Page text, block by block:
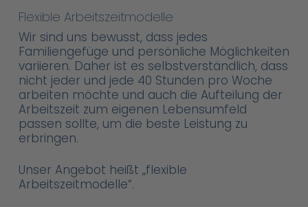
Flexible Arbeitszeitmodelle
Wir sind uns bewusst, dass jedes
Familiengefüge und persönliche Möglichkeiten
variieren. Daher ist es selbstverständlich, dass
nicht jeder und jede 40 Stunden pro Woche
arbeiten möchte und auch die Aufteilung der
Arbeitszeit zum eigenen Lebensumfeld
passen sollte, um die beste Leistung zu
erbringen.
Unser Angebot heißt „flexible
Arbeitszeitmodelle“.